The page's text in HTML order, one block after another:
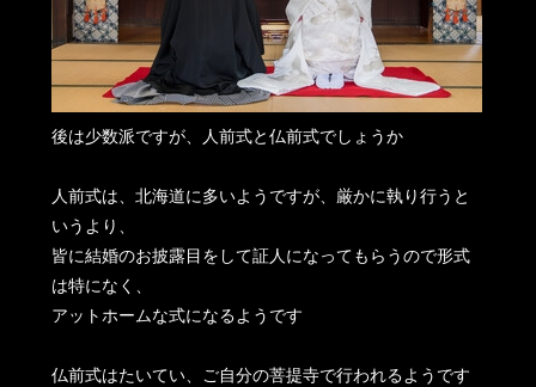
後は少数派ですが、人前式と仏前式でしょうか
人前式は、北海道に多いようですが、厳かに執り行うと
いうより、
皆に結婚のお披露目をして証人になってもらうので形式
は特になく、
アットホームな式になるようです
仏前式はたいてい、ご自分の菩提寺で行われるようです